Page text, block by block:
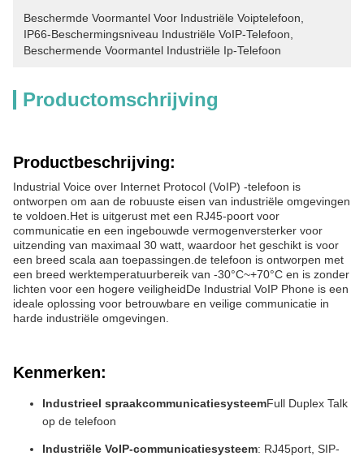
Beschermde Voormantel Voor Industriële Voiptelefoon
IP66-Beschermingsniveau Industriële VoIP-Telefoon
Beschermende Voormantel Industriële Ip-Telefoon
Productomschrijving
Productbeschrijving:
Industrial Voice over Internet Protocol (VoIP) -telefoon is
ontworpen om aan de robuuste eisen van industriële omgevingen
te voldoen.Het is uitgerust met een RJ45-poort voor
communicatie en een ingebouwde vermogenversterker voor
uitzending van maximaal 30 watt, waardoor het geschikt is voor
een breed scala aan toepassingen.de telefoon is ontworpen met
een breed werktemperatuurbereik van -30°C~+70°C en is zonder
lichten voor een hogere veiligheidDe Industrial VoIP Phone is een
ideale oplossing voor betrouwbare en veilige communicatie in
harde industriële omgevingen.
Kenmerken:
Industrieel spraakcommunicatiesysteemFull Duplex Talk
op de telefoon
Industriële VoIP-communicatiesysteem: RJ45port, SIP-